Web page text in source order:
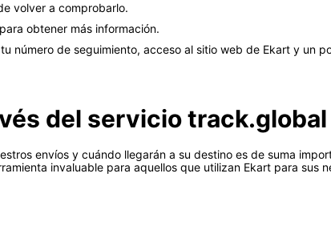
volver a comprobarlo.
obtener más información.
número de seguimiento, acceso al sitio web de Ekart y un
del servicio track.global
envíos y cuándo llegarán a su destino es de suma
invaluable para aquellos que utilizan Ekart para sus